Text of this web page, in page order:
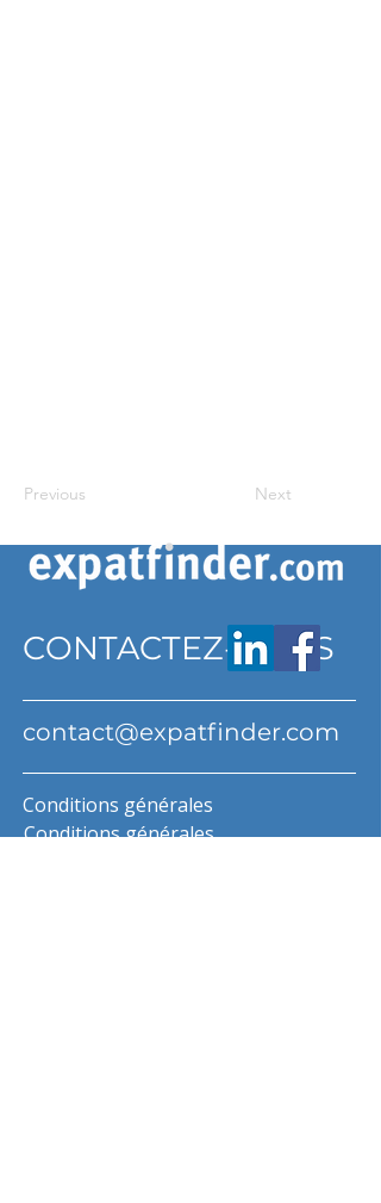
Previous Next
CONTACTEZ-NOUS
contact@expatfinder.com
Conditions générales
Conditions générales